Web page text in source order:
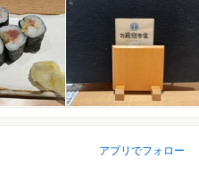
アプリでフォロー